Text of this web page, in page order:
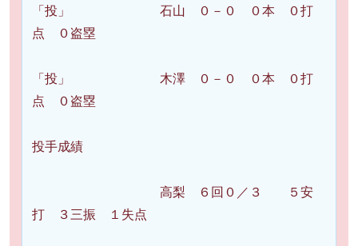
「投」 石山 ０－０ ０本 ０打
点 ０盗塁
「投」 木澤 ０－０ ０本 ０打
点 ０盗塁
投手成績
高梨 ６回０／３ ５安
打 ３三振 １失点